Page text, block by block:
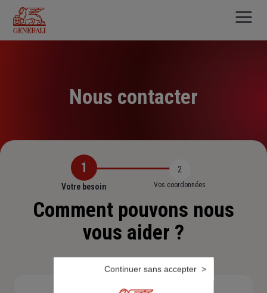
contenu
principal
Nous contacter
1
Votre besoin
2
Vos coordonnées
Comment pouvons nous
vous aider ?
Continuer sans accepter